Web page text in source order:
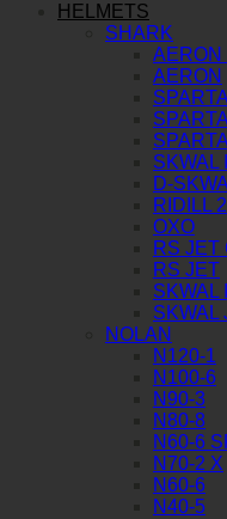
HELMETS
SHARK
AERON
AERON
SKWAL
D-
RIDILL 2
OXO
RS JET
RS JET
SKWAL
SKWAL
NOLAN
N120-1
N100-6
N90-3
N80-8
N60-6
N70-2 X
N60-6
N40-5